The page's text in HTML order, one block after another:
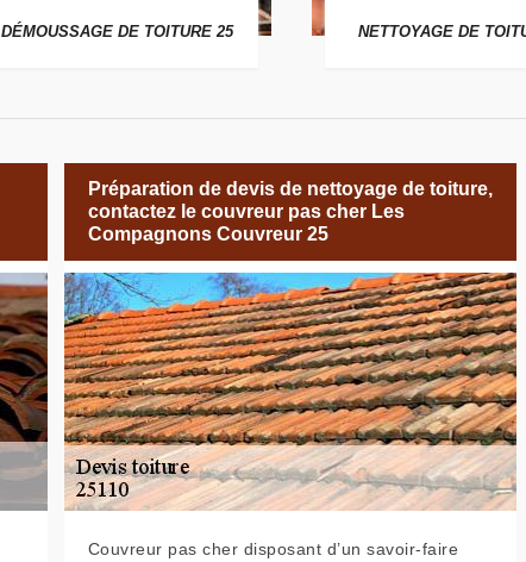
DÉMOUSSAGE DE TOITURE 25 NETTOYAGE DE
Préparation de devis de nettoyage de toiture,
contactez le couvreur pas cher Les
Compagnons Couvreur 25
Couvreur pas cher disposant d’un savoir-faire